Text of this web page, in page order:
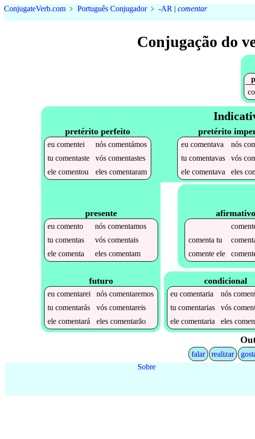
ConjugateVerb.com ﹥ Português Conjugador﹥ -AR | comentar
Conjugação do
pretérito perfeito
eucomentei nóscomentámos
tucomentaste vóscomentastes
elecomentou elescomentaram
pretérito
eu comentava nós
tu comentavas vós
ele comentava eles
presente
eucomento nóscomentamos
tucomentas vóscomentais
elecomenta elescomentam
futuro
eucomentarei nóscomentaremos
tucomentarás vóscomentareis
elecomentará elescomentarão
afirmativo
comenta tu
comenteele
condicional
eucomentaria nós
tucomentarias vós
elecomentaria eles
falar realizar
Sobre